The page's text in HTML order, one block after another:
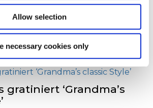
Allow selection
necessary cookies only
loaded mit Chicken
Style’
gratiniert ‘Grandma’s